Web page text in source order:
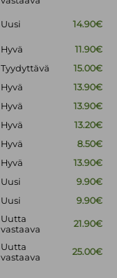
Uusi 14.90€
Hyvä
11.90€
Tyydyttävä
15.00€
Hyvä
13.90€
Hyvä
13.90€
Hyvä
13.20€
Hyvä
8.50€
Hyvä
13.90€
Uusi
9.90€
Uusi 9.90€
Uutta
vastaava
21.90€
Uutta
vastaava
25.00€